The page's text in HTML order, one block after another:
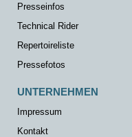
Presseinfos
Technical Rider
Repertoireliste
Pressefotos
UNTERNEHMEN
Impressum
Kontakt